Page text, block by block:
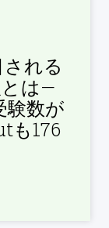
れる
は—
験数が
も176